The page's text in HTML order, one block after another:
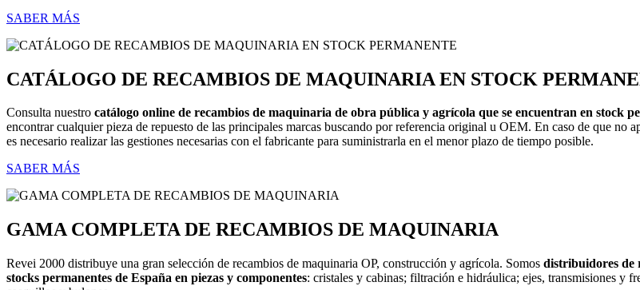
SABER MÁS
CATÁLOGO DE RECAMBIOS DE MAQUINARIA EN STOCK
Consulta nuestro catálogo online de recambios de maquinaria de obra pública y agrícola que se encuentran en stock
encontrar cualquier pieza de repuesto de las principales marcas buscando por referencia original u OEM. En caso de que no
es necesario realizar las gestiones necesarias con el fabricante para suministrarla en el menor plazo de tiempo posible.
SABER MÁS
GAMA COMPLETA DE RECAMBIOS DE MAQUINARIA
Revei 2000 distribuye una gran selección de recambios de maquinaria OP, construcción y agrícola. Somos distribuidores de
stocks permanentes de España en piezas y componentes: cristales y cabinas; filtración e hidráulica; ejes, transmisiones y